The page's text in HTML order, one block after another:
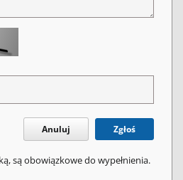
Anuluj Zgłoś
są obowiązkowe do wypełnienia.